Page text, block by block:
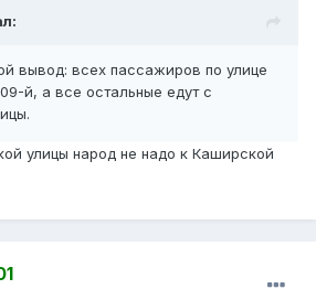
вывод: всех пассажиров по улице
й, а все остальные едут с
улицы народ не надо к Каширской